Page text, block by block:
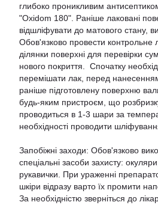
глибоко проникливим
"Oxidom 180". Раніше лаковані
відшліфувати до матового стану,
Обов'язково провести контрольне
ділянки поверхні для перевірки
нового покриття. Спочатку
перемішати лак, перед
раніше підготовлену поверхню
будь-яким пристроєм, що
проводиться в 1-3 шари за
необхідності проводити
Запобіжні заходи: Обов'язково
спеціальні засоби захисту:
рукавички. При ураженні
шкіри відразу варто їх промити
За необхідністю зверніться до